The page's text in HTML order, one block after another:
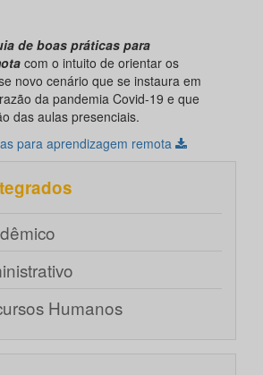
de boas práticas para
com o intuito de orientar os
novo cenário que se instaura em
da pandemia Covid-19 e que
das aulas presenciais.
para aprendizagem remota
Humanos